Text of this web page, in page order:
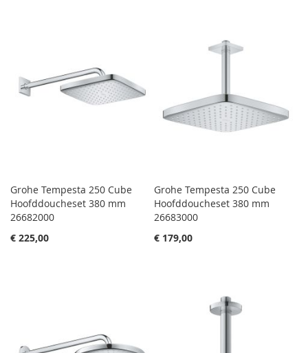
Grohe Tempesta 250 Cube
Hoofddoucheset 380 mm
26682000
€ 225,00
Grohe Tempesta 250 Cube
Hoofddoucheset 380 mm
26683000
€ 179,00